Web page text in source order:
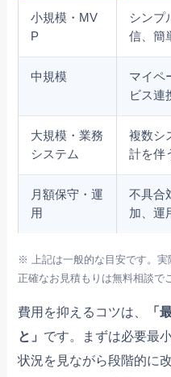
小規模・MV
P
シンプ
信、簡
中規模
マイペ
ビス連
大規模・業務
システム
複数シ
計を伴
月額保守・運
用
不具合
加、運
※ 上記は一般的な目安です。実
正確なお見積もりは無料相談で
費用を抑えるコツは、
「
と」 です。まずは必要最
状況を見ながら段階的に